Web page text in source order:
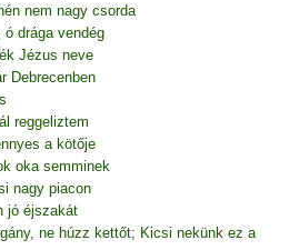
nem nagy csorda
ó drága vendég
Jézus neve
Debrecenben
reggeliztem
a kötője
oka semminek
nagy piacon
jó éjszakát
ne húzz kettőt; Kicsi nekünk ez a